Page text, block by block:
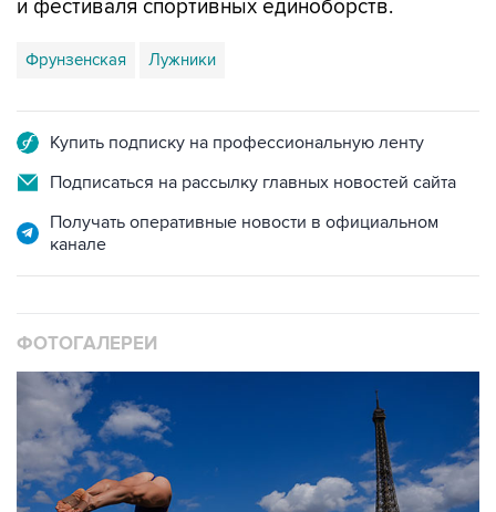
Фрунзенская Лужники
Подписаться на рассылку главных новостей сайта
Получать оперативные новости в официальном